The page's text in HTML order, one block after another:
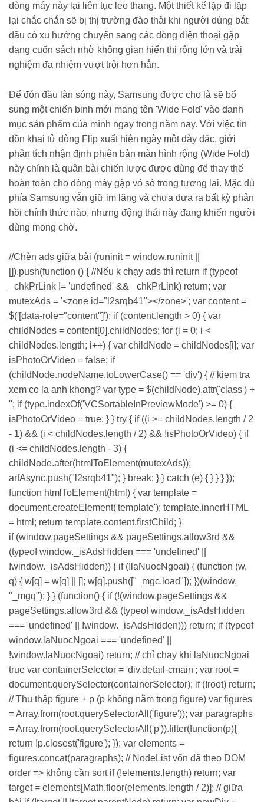
dòng máy này lại liên tục leo thang. Một thiết kế lặp đi lặp
lại chắc chắn sẽ bị thị trường đào thải khi người dùng bắt
đầu có xu hướng chuyển sang các dòng điện thoại gập
dạng cuốn sách nhờ không gian hiển thị rộng lớn và trải
nghiệm đa nhiệm vượt trội hơn hẳn.
Để đón đầu làn sóng này, Samsung được cho là sẽ bổ
sung một chiến binh mới mang tên 'Wide Fold' vào danh
mục sản phẩm của mình ngay trong năm nay. Với việc tin
đồn khai tử dòng Flip xuất hiện ngày một dày đặc, giới
phân tích nhận định phiên bản màn hình rộng (Wide Fold)
này chính là quân bài chiến lược được dùng để thay thế
hoàn toàn cho dòng máy gập vỏ sò trong tương lai. Mặc dù
phía Samsung vẫn giữ im lặng và chưa đưa ra bất kỳ phản
hồi chính thức nào, nhưng động thái này đang khiến người
dùng mong chờ.
//Chèn ads giữa bài (runinit = window.runinit ||
[]).push(function () { //Nếu k chạy ads thì return if (typeof
_chkPrLink != 'undefined' && _chkPrLink) return; var
mutexAds = '<zone id="l2srqb41"></zone>'; var content =
$('[data-role="content"]'); if (content.length > 0) { var
childNodes = content[0].childNodes; for (i = 0; i <
childNodes.length; i++) { var childNode = childNodes[i]; var
isPhotoOrVideo = false; if
(childNode.nodeName.toLowerCase() == 'div') { // kiem tra
xem co la anh khong? var type = $(childNode).attr('class') +
''; if (type.indexOf('VCSortableInPreviewMode') >= 0) {
isPhotoOrVideo = true; } } try { if ((i >= childNodes.length / 2
- 1) && (i < childNodes.length / 2) && !isPhotoOrVideo) { if
(i <= childNodes.length - 3) {
childNode.after(htmlToElement(mutexAds));
arfAsync.push("l2srqb41"); } break; } } catch (e) { } } } });
function htmlToElement(html) { var template =
document.createElement('template'); template.innerHTML
= html; return template.content.firstChild; }
if (window.pageSettings && pageSettings.allow3rd &&
(typeof window._isAdsHidden === 'undefined' ||
!window._isAdsHidden)) { if (!laNuocNgoai) { (function (w,
q) { w[q] = w[q] || []; w[q].push(["_mgc.load"]); })(window,
"_mgq"); } } (function() { if (!(window.pageSettings &&
pageSettings.allow3rd && (typeof window._isAdsHidden
=== 'undefined' || !window._isAdsHidden))) return; if (typeof
window.laNuocNgoai === 'undefined' ||
!window.laNuocNgoai) return; // chỉ chạy khi laNuocNgoai
true var containerSelector = 'div.detail-cmain'; var root =
document.querySelector(containerSelector); if (!root) return;
// Thu thập figure + p (p không nằm trong figure) var figures
= Array.from(root.querySelectorAll('figure')); var paragraphs
= Array.from(root.querySelectorAll('p')).filter(function(p){
return !p.closest('figure'); }); var elements =
figures.concat(paragraphs); // NodeList vốn đã theo DOM
order => không cần sort if (!elements.length) return; var
target = elements[Math.floor(elements.length / 2)]; // giữa